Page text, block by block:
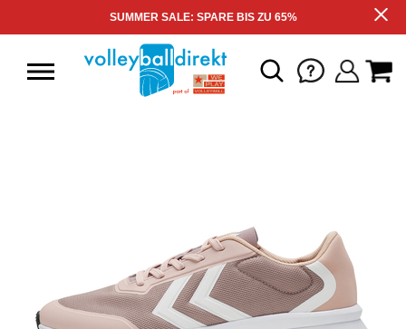
SUMMER SALE: SPARE BIS ZU 65%